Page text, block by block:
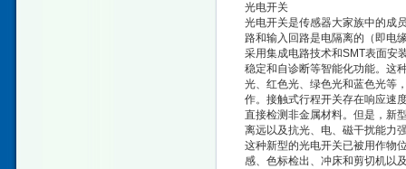
光电开关
光电开关是传感器大家族中的成
路和输入回路是电隔离的（即电
采用集成电路技术和SMT表面安
稳定和自诊断等智能化功能。这
光、红色光、绿色光和蓝色光等
作。接触式行程开关存在响应速
直接检测非金属材料。但是，新
离远以及抗光、电、磁干扰能力
这种新型的光电开关已被用作物
感、色标检出、冲床和剪切机以